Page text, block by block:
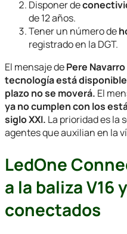
Disponer de
de 12 años.
Tener un número de
registrado en la DGT.
El mensaje dePere Navarro
tecnología está
plazo no se moverá. El
ya no cumplen con los
siglo XXI. La prioridad es la
agentes que auxilian en la
LedOne
a la baliza V16
conectados